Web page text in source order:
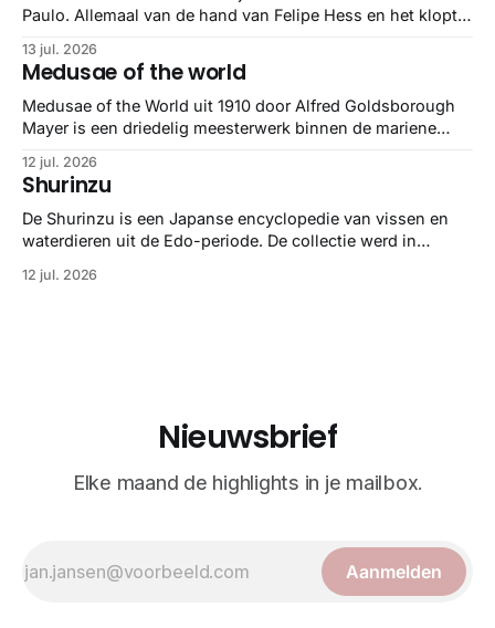
Paulo. Allemaal van de hand van Felipe Hess en het klopt
13 jul. 2026
Medusae of the world
Medusae of the World uit 1910 door Alfred Goldsborough
Mayer is een driedelig meesterwerk binnen de mariene
gedetailleerd overzicht van kwallensoorten en hun
taxonomie. Het boek staat bekend om de combinatie van
strikte wetenschap met prachtige, handgetekende
illustraties en kleurendrukplaten van Mayer zelf.
12 jul. 2026
Shurinzu
De Shurinzu is een Japanse encyclopedie van vissen en
waterdieren uit de Edo-periode. De collectie werd in
bekend om verfijnde technieken en bijna driedimensionale
12 jul. 2026
Nieuwsbrief
Elke maand de highlights in je mailbox.
Aanmelden